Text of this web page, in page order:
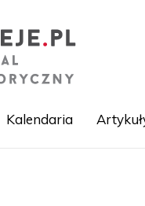
Kalendaria